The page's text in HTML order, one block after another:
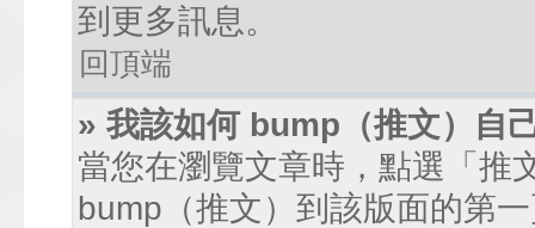
到更多訊息。
回頂端
» 我該如何 bump（推文）自
當您在瀏覽文章時，點選「推
bump（推文）到該版面的第